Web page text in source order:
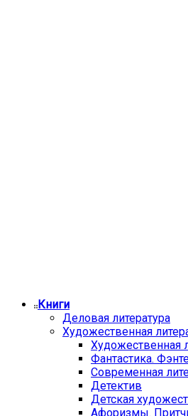
Книги
Деловая литература
Художественная
Художественная
Фантастика.
Современная
Детектив
Детская
Афоризмы.